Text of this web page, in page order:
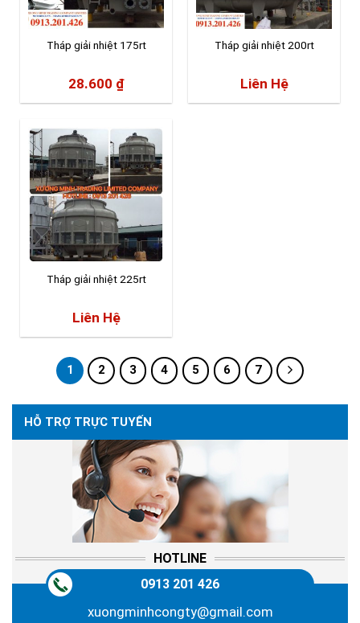
Tháp giải nhiệt 175rt
28.600 ₫
Tháp giải nhiệt 200rt
Liên Hệ
Tháp giải nhiệt 225rt
Liên Hệ
1 2 3 4 5 6 7
HỖ TRỢ TRỰC TUYẾN
HOTLINE
0913 201 426
xuongminhcongty@gmail.com